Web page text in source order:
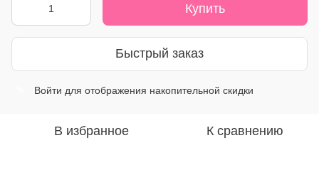
Купить
Быстрый заказ
Войти для отображения накопительной скидки
В избранное К сравнению